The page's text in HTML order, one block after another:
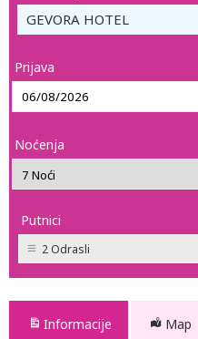
GEVORA HOTEL
Prijava
Noćenja
Putnici
2 Odrasli
Informacije Map